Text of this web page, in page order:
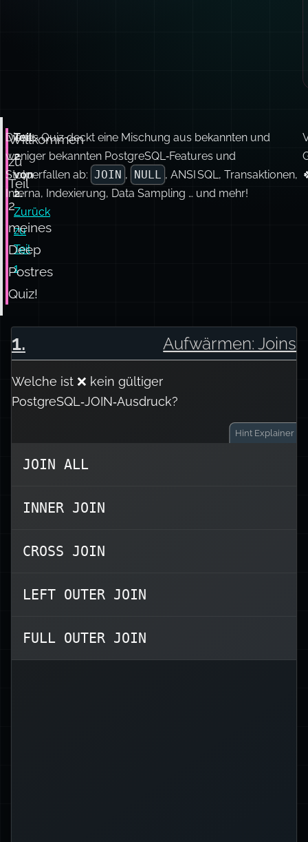
Teil
2
von
2.
Zurück
zu
Teil
1
Willkommen
zu
Teil
2
meines
Deep
Postres
Quiz!
Dieses Quiz deckt eine Mischung aus bekannten und
weniger bekannten PostgreSQL‑Features und
Stolperfallen ab: JOIN , NULL
, ANSI SQL, Transaktionen,
Interna, Indexierung, Data Sampling … und mehr!
1. Aufwärmen: Joins
Welche ist ❌ kein gültiger
PostgreSQL‑JOIN‑Ausdruck?
Hint Explainer
JOIN ALL
INNER JOIN
CROSS JOIN
LEFT OUTER JOIN
FULL OUTER JOIN
JOIN ALL
❌.